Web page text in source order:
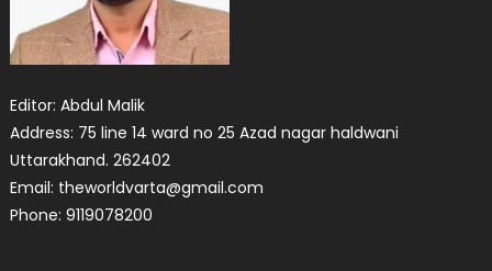
Editor: Abdul Malik
Address: 75 line 14 ward no 25 Azad nagar haldwani
Uttarakhand. 262402
Email: theworldvarta@gmail.com
Phone: 9119078200